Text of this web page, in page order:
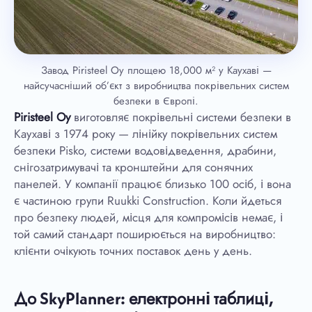
Завод Piristeel Oy площею 18,000 м² у Каухаві —
найсучасніший об’єкт з виробництва покрівельних систем
безпеки в Європі.
Piristeel Oyвиготовляє покрівельні системи безпеки в
Каухаві з 1974 року — лінійку покрівельних систем
безпеки Pisko, системи водовідведення, драбини,
снігозатримувачі та кронштейни для сонячних
панелей. У компанії працює близько 100 осіб, і вона
є частиною групи Ruukki Construction. Коли йдеться
про безпеку людей, місця для компромісів немає, і
той самий стандарт поширюється на виробництво:
клієнти очікують точних поставок день у день.
До SkyPlanner: електронні таблиці,